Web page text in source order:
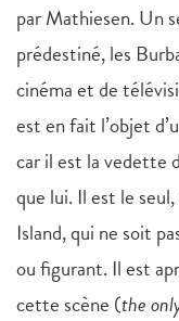
par Mathiesen. Un
prédestiné, les
cinéma et de
est en fait l’objet
car il est la vedette
que lui. Il est le
Island, qui ne soit
ou figurant. Il est
cette scène (the